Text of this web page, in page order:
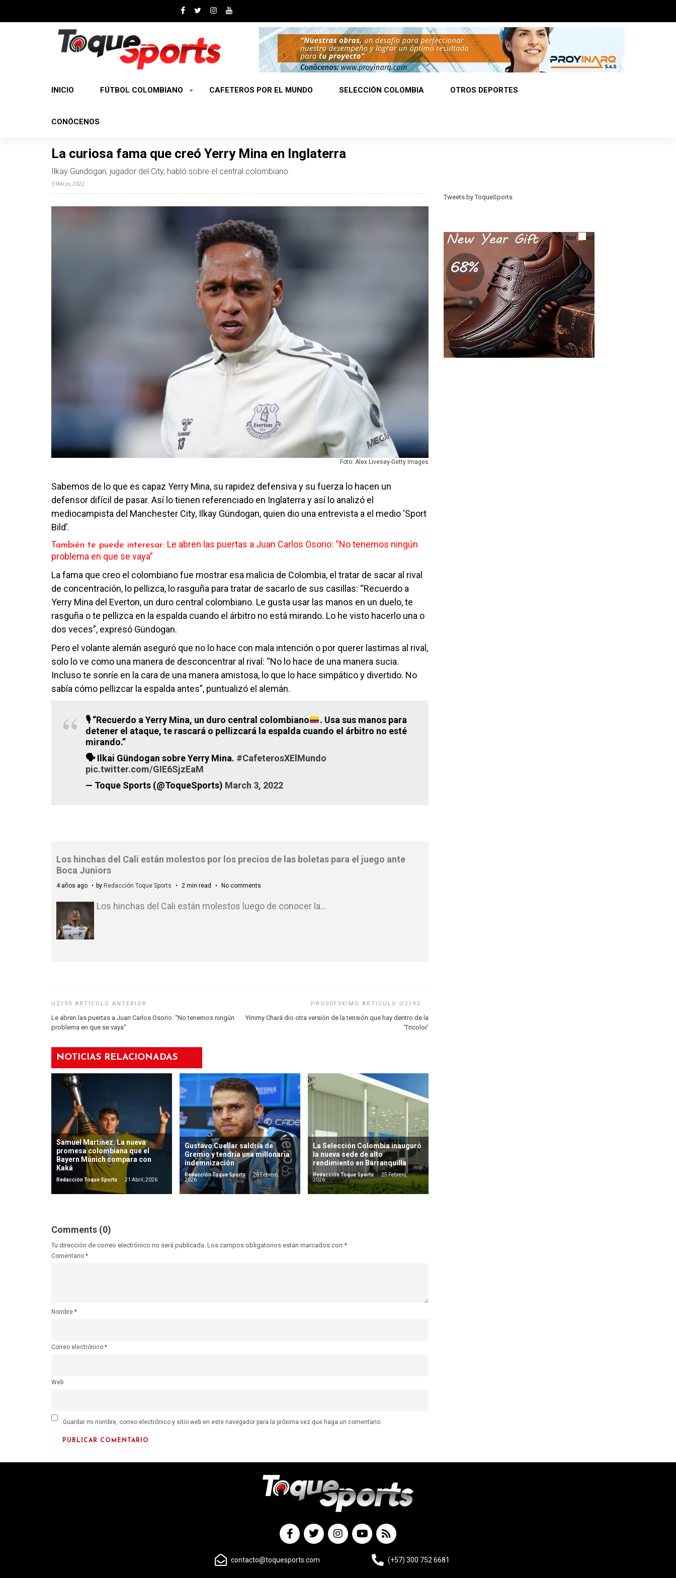
INICIO FÚTBOL COLOMBIANO CAFETEROS POR EL MUNDO SELECCIÓN COLOMBIA OTROS DEPORTES
CONÓCENOS
La curiosa fama que creó Yerry Mina en Inglaterra
Ilkay Gundogan, jugador del City, habló sobre el central colombiano.
3 Marzo, 2022
Foto: Alex Livesey-Getty Images
Sabemos de lo que es capaz Yerry Mina, su rapidez defensiva y su fuerza lo hacen un
defensor difícil de pasar. Así lo tienen referenciado en Inglaterra y así lo analizó el
mediocampista del Manchester City, Ilkay Gündogan, quien dio una entrevista a el medio ‘Sport
Bild’.
También te puede interesar: Le abren las puertas a Juan Carlos Osorio: “No tenemos ningún
problema en que se vaya”
La fama que creo el colombiano fue mostrar esa malicia de Colombia, el tratar de sacar al rival
de concentración, lo pellizca, lo rasguña para tratar de sacarlo de sus casillas: “Recuerdo a
Yerry Mina del Everton, un duro central colombiano. Le gusta usar las manos en un duelo, te
rasguña o te pellizca en la espalda cuando el árbitro no está mirando. Lo he visto hacerlo una o
dos veces”, expresó Gündogan.
Pero el volante alemán aseguró que no lo hace con mala intención o por querer lastimas al rival,
solo lo ve como una manera de desconcentrar al rival: “No lo hace de una manera sucia.
Incluso te sonríe en la cara de una manera amistosa, lo que lo hace simpático y divertido. No
sabía cómo pellizcar la espalda antes”, puntualizó el alemán.
🎙 “Recuerdo a Yerry Mina, un duro central colombiano
. Usa sus manos para
detener el ataque, te rascará o pellizcará la espalda cuando el árbitro no esté
mirando.”
🗣 Ilkai Gündogan sobre Yerry Mina. #CafeterosXElMundo
pic.twitter.com/GIE6SjzEaM
— Toque Sports (@ToqueSports) March 3, 2022
Los hinchas del Cali están molestos por los precios de las boletas para el juego ante
Boca Juniors
4 años ago by Redacción Toque Sports 2 min read No comments
Los hinchas del Cali están molestos luego de conocer la…
Le abren las puertas a Juan Carlos Osorio: “No tenemos ningún
problema en que se vaya”
Yimmy Chará dio otra versión de la tensión que hay dentro de la
‘Tricolor’
NOTICIAS RELACIONADAS
Samuel Martínez: La nueva
promesa colombiana que el
Bayern Múnich compara con
Kaká
Redacción Toque Sports 21 Abril, 2026
Gustavo Cuellar saldría de
Gremio y tendría una millonaria
indemnización
Redacción Toque Sports
26 Febrero,
2026
La Selección Colombia inauguró
la nueva sede de alto
rendimiento en Barranquilla
Redacción Toque Sports
25 Febrero,
2026
Comments (0)
Tu dirección de correo electrónico no será publicada. Los campos obligatorios están marcados con *
Comentario *
Nombre *
Correo electrónico *
Web
Guardar mi nombre, correo electrónico y sitio web en este navegador para la próxima vez que haga un comentario.
Tweets by ToqueSports
contacto@toquesports.com (+57) 300 752 6681